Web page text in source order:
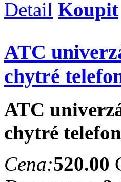
Detail Koupit
ATC
chytré
ATC
chytré
Cena:520.00